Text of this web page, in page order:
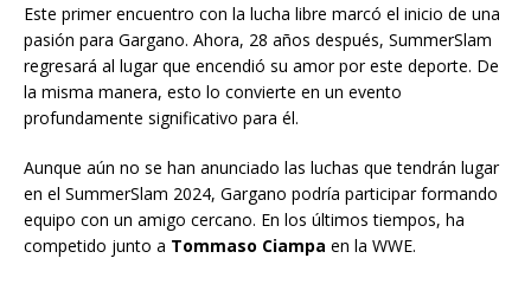
Este primer encuentro con la lucha libre marcó el inicio de una
pasión para Gargano. Ahora, 28 años después, SummerSlam
regresará al lugar que encendió su amor por este deporte. De
la misma manera, esto lo convierte en un evento
profundamente significativo para él.
Aunque aún no se han anunciado las luchas que tendrán lugar
en el SummerSlam 2024, Gargano podría participar formando
equipo con un amigo cercano. En los últimos tiempos, ha
competido junto a Tommaso Ciampa en la WWE.